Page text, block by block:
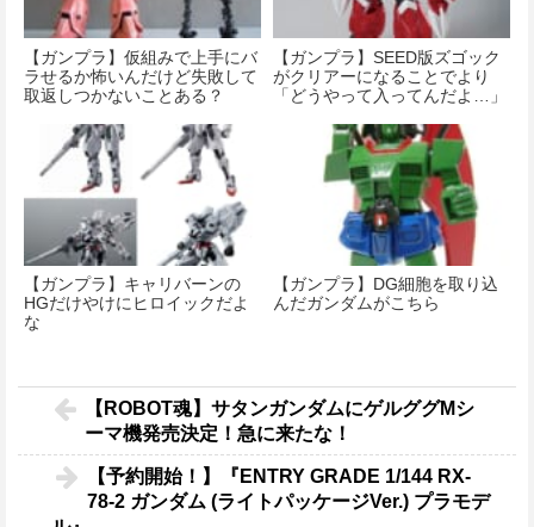
【ガンプラ】仮組みで上手にバ
ラせるか怖いんだけど失敗して
取返しつかないことある？
【ガンプラ】SEED版ズゴック
がクリアーになることでより
「どうやって入ってんだよ…」
【ガンプラ】キャリバーンの
HGだけやけにヒロイックだよ
な
【ガンプラ】DG細胞を取り込
んだガンダムがこちら
【ROBOT魂】サタンガンダムにゲルググMシ
ーマ機発売決定！急に来たな！
【予約開始！】『ENTRY GRADE 1/144 RX-
78-2 ガンダム (ライトパッケージVer.) プラモデ